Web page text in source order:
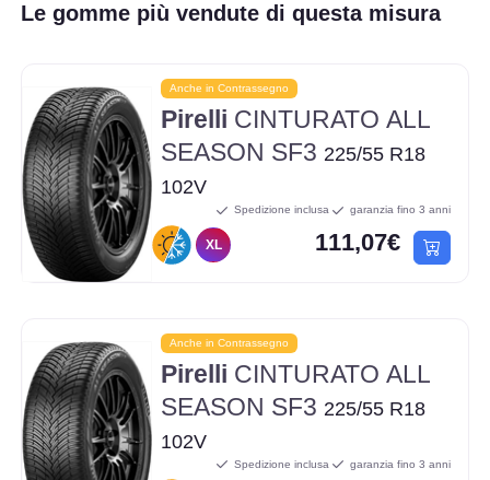
Le gomme più vendute di questa misura
Anche in Contrassegno
Pirelli CINTURATO ALL
SEASON SF3 225/55 R18
102V
XL
Spedizione inclusa garanzia fino 3 anni
111,07€
Anche in Contrassegno
Pirelli CINTURATO ALL
SEASON SF3 225/55 R18
102V
Spedizione inclusa garanzia fino 3 anni